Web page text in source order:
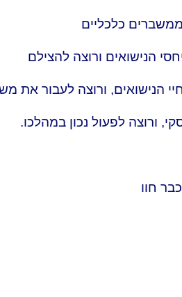
כלכליים
הנישואים ורוצה להצילם
הנישואים, ורוצה לעבור את
ורוצה לפעול נכון במהלכו.
חוו